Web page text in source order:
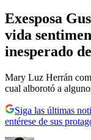
Exesposa
vida
inesperado
Mary Luz Herrán
cual alborotó a
Siga las últimas
entérese de sus